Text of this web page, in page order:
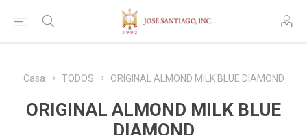
Casa TODOS ORIGINAL ALMOND MILK BLUE DIAMOND
ORIGINAL ALMOND MILK BLUE
DIAMOND